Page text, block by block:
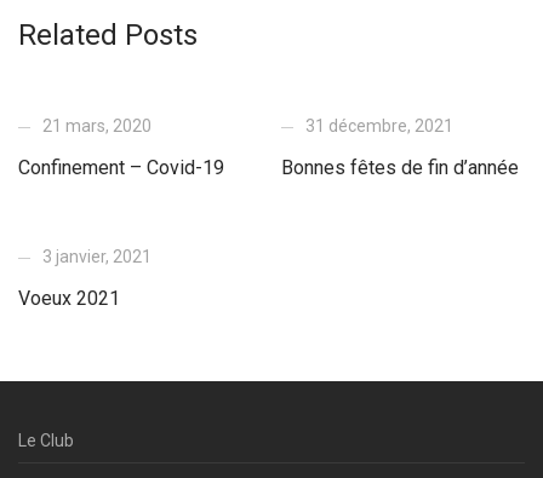
Related Posts
21 mars, 2020
Confinement – Covid-19
31 décembre, 2021
Bonnes fêtes de fin d’année
3 janvier, 2021
Voeux 2021
Le Club